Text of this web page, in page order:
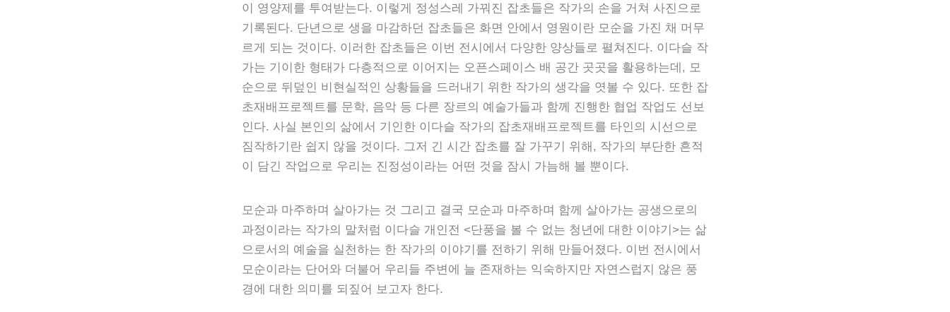
이 영양제를 투여받는다. 이렇게 정성스레 가꿔진 잡초들은 작가의 손을 거쳐 사진으로
기록된다. 단년으로 생을 마감하던 잡초들은 화면 안에서 영원이란 모순을 가진 채 머무
르게 되는 것이다. 이러한 잡초들은 이번 전시에서 다양한 양상들로 펼쳐진다. 이다슬 작
가는 기이한 형태가 다층적으로 이어지는 오픈스페이스 배 공간 곳곳을 활용하는데, 모
순으로 뒤덮인 비현실적인 상황들을 드러내기 위한 작가의 생각을 엿볼 수 있다. 또한 잡
초재배프로젝트를 문학, 음악 등 다른 장르의 예술가들과 함께 진행한 협업 작업도 선보
인다. 사실 본인의 삶에서 기인한 이다슬 작가의 잡초재배프로젝트를 타인의 시선으로
짐작하기란 쉽지 않을 것이다. 그저 긴 시간 잡초를 잘 가꾸기 위해, 작가의 부단한 흔적
이 담긴 작업으로 우리는 진정성이라는 어떤 것을 잠시 가늠해 볼 뿐이다.
모순과 마주하며 살아가는 것 그리고 결국 모순과 마주하며 함께 살아가는 공생으로의
과정이라는 작가의 말처럼 이다슬 개인전 <단풍을 볼 수 없는 청년에 대한 이야기>는 삶
으로서의 예술을 실천하는 한 작가의 이야기를 전하기 위해 만들어졌다. 이번 전시에서
모순이라는 단어와 더불어 우리들 주변에 늘 존재하는 익숙하지만 자연스럽지 않은 풍
경에 대한 의미를 되짚어 보고자 한다.